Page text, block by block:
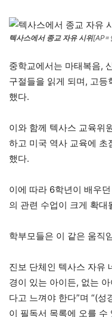
텍사스에서 종교 자유 시위[AP=
중학교에서는 마태복음,
구절들을 읽게 되며, 고
했다.
이와 함께 텍사스 교육위
하고 미국 역사 교육에 초
했다.
이에 따라 6학년이 배우
의 관련 수업이 크게 확대
학부모들은 이 같은 움직
진보 단체인 텍사스 자유
경이 있는 아이든, 없는
다고 느껴야 한다”며 “(
이 필독서 목록에 오를 수